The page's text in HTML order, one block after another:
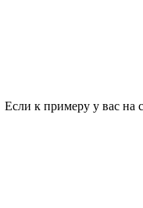
Если к примеру у вас на